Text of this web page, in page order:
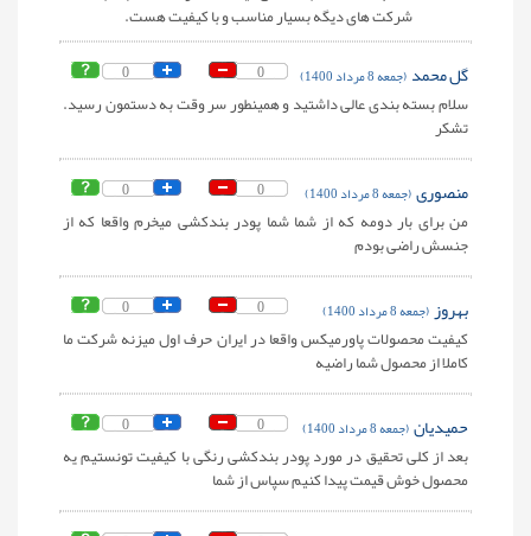
شرکت های دیگه بسیار مناسب و با کیفیت هست.
0 0 گل محمد (جمعه 8 مرداد 1400)
سلام بسته بندی عالی داشتید و همینطور سر وقت به دستمون رسید.
تشکر
0 0 منصوری(جمعه 8 مرداد 1400)
من برای بار دومه که از شما شما پودر بندکشی میخرم واقعا که از
جنسش راضی بودم
0 0 بهروز(جمعه 8 مرداد 1400)
کیفیت محصولات پاورمیکس واقعا در ایران حرف اول میزنه شرکت ما
کاملا از محصول شما راضیه
0 0 حمیدیان(جمعه 8 مرداد 1400)
بعد از کلی تحقیق در مورد پودر بندکشی رنگی با کیفیت تونستیم یه
محصول خوش قیمت پیدا کنیم سپاس از شما